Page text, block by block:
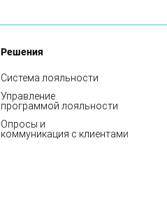
Решения
Система лояльности
Управление
программой лояльности
Опросы и
коммуникация с клиентами